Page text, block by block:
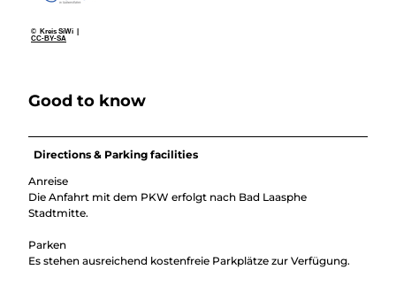
© Kreis SiWi |
CC-BY-SA
Good to know
Directions & Parking facilities
Anreise
Die Anfahrt mit dem PKW erfolgt nach Bad Laasphe
Stadtmitte.
Parken
Es stehen ausreichend kostenfreie Parkplätze zur Verfügung.